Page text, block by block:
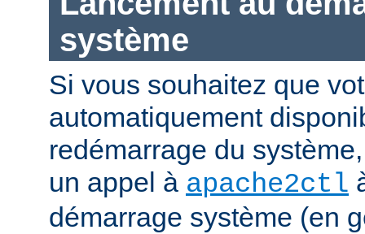
système
Si vous souhaitez que
automatiquement
redémarrage du
un appel à apache2ctl
démarrage système (en